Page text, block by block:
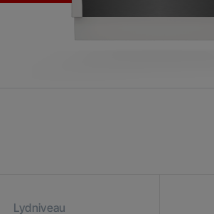
Lydniveau